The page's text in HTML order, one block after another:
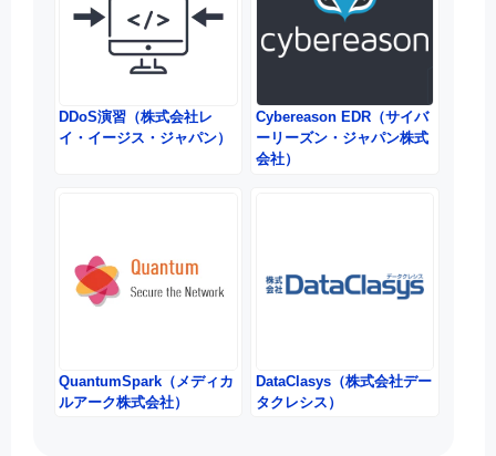
DDoS演習（株式会社レ
イ・イージス・ジャパン）
Cybereason EDR（サイバ
ーリーズン・ジャパン株式
会社）
QuantumSpark（メディカ
ルアーク株式会社）
DataClasys（株式会社デー
タクレシス）